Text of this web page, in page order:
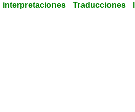
interpretaciones Traducciones